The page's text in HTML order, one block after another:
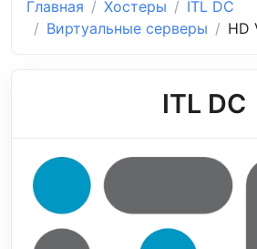
Главная Хостеры
ITL DC
Виртуальные серверы
HD
ITL DC